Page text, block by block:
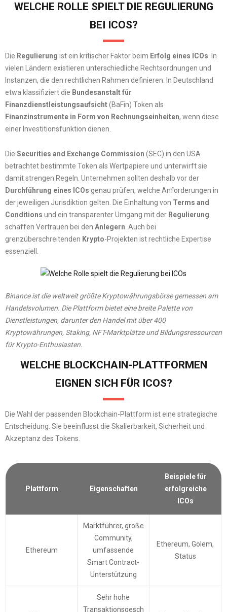
WELCHE ROLLE SPIELT DIE REGULIERUNG
BEI ICOS?
Die Regulierung ist ein kritischer Faktor beim Erfolg eines ICOs . In
vielen Ländern existieren unterschiedliche Rechtsordnungen und
Instanzen, die den rechtlichen Rahmen definieren. In Deutschland
etwa klassifiziert die Bundesanstalt für
Finanzdienstleistungsaufsicht(BaFin) Token als
Finanzinstrumente in Form von Rechnungseinheiten, wenn diese
einer Investitionsfunktion dienen.
Die Securities and Exchange Commission (SEC) in den USA
betrachtet bestimmte Token als Wertpapiere und unterwirft sie
damit strengen Regeln. Unternehmen sollten deshalb vor der
Durchführung eines ICOs genau prüfen, welche Anforderungen in
der jeweiligen Jurisdiktion gelten. Die Einhaltung von Terms and
Conditions und ein transparenter Umgang mit der Regulierung
schaffen Vertrauen bei den Anlegern . Auch bei
grenzüberschreitenden Krypto-Projekten ist rechtliche Expertise
essenziell.
Binance ist die weltweit größte Kryptowährungsbörse gemessen am
Handelsvolumen. Die Plattform bietet eine breite Palette von
Dienstleistungen, darunter den Handel mit über 400
Kryptowährungen, Staking, NFT-Marktplätze und Bildungsressourcen
für Krypto-Enthusiasten.
WELCHE BLOCKCHAIN-PLATTFORMEN
EIGNEN SICH FÜR ICOS?
Die Wahl der passenden Blockchain-Plattform ist eine strategische
Entscheidung. Sie beeinflusst die Skalierbarkeit, Sicherheit und
Akzeptanz des Tokens.
Plattform Eigenschaften
Beispiele für
erfolgreiche
ICOs
Ethereum
Marktführer, große
Community,
umfassende
Smart Contract-
Unterstützung
Ethereum, Golem,
Status
Sehr hohe
Transaktionsgesch